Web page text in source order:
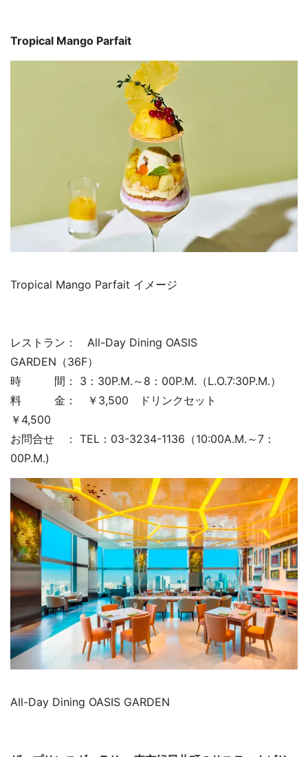
Tropical Mango Parfait
Tropical Mango Parfait イメージ
レストラン： All-Day Dining OASIS
GARDEN（36F）
時 間： 3：30P.M.～8：00P.M.（L.O.7:30P.M.）
料 金： ￥3,500 ドリンクセット
￥4,500
お問合せ ： TEL：03-3234-1136（10:00A.M.～7：
00P.M.)
All-Day Dining OASIS GARDEN